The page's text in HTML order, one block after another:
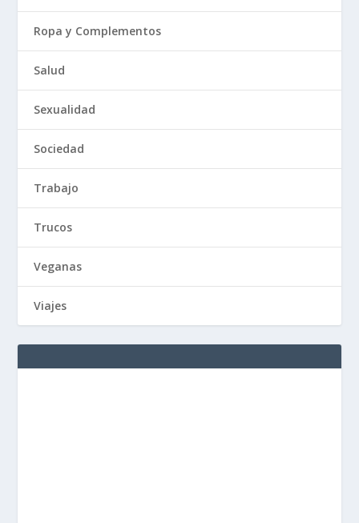
Ropa y Complementos
Salud
Sexualidad
Sociedad
Trabajo
Trucos
Veganas
Viajes